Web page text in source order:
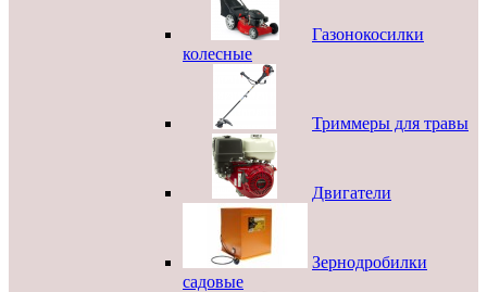
Газонокосилки
колесные
Триммеры для травы
Двигатели
Зернодробилки
садовые